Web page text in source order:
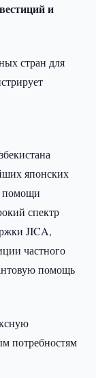
и
стран для
японских
помощи
спектр
JICA,
частного
помощь
потребностям